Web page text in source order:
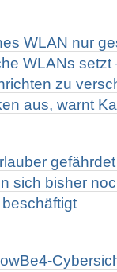
WLAN nur
WLANs setzt
zu
aus, warnt
sich bisher